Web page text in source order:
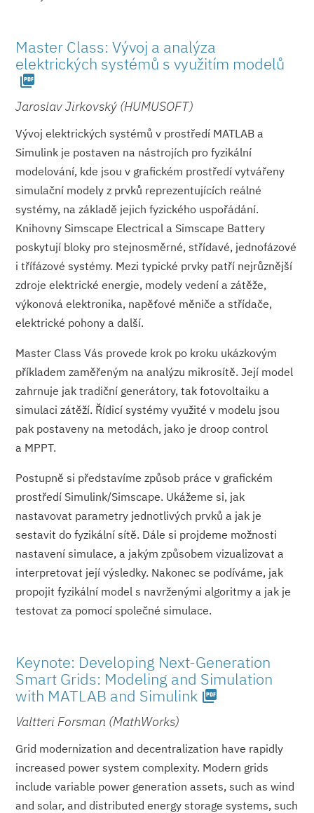
Master Class: Vývoj a analýza
elektrických systémů s využitím modelů
picture_as_pdf
Jaroslav Jirkovský (HUMUSOFT)
Vývoj elektrických systémů v prostředí MATLAB a
Simulink je postaven na nástrojích pro fyzikální
modelování, kde jsou v grafickém prostředí vytvářeny
simulační modely z prvků reprezentujících reálné
systémy, na základě jejich fyzického uspořádání.
Knihovny Simscape Electrical a Simscape Battery
poskytují bloky pro stejnosměrné, střídavé, jednofázové
i třífázové systémy. Mezi typické prvky patří nejrůznější
zdroje elektrické energie, modely vedení a zátěže,
výkonová elektronika, napěťové měniče a střídače,
elektrické pohony a další.
Master Class Vás provede krok po kroku ukázkovým
příkladem zaměřeným na analýzu mikrosítě. Její model
zahrnuje jak tradiční generátory, tak fotovoltaiku a
simulaci zátěží. Řídicí systémy využité v modelu jsou
pak postaveny na metodách, jako je droop control
a MPPT.
Postupně si představíme způsob práce v grafickém
prostředí Simulink/Simscape. Ukážeme si, jak
nastavovat parametry jednotlivých prvků a jak je
sestavit do fyzikální sítě. Dále si projdeme možnosti
nastavení simulace, a jakým způsobem vizualizovat a
interpretovat její výsledky. Nakonec se podíváme, jak
propojit fyzikální model s navrženými algoritmy a jak je
testovat za pomocí společné simulace.
Keynote: Developing Next-Generation
Smart Grids: Modeling and Simulation
with MATLAB and Simulink picture_as_pdf
Valtteri Forsman (MathWorks)
Grid modernization and decentralization have rapidly
increased power system complexity. Modern grids
include variable power generation assets, such as wind
and solar, and distributed energy storage systems, such